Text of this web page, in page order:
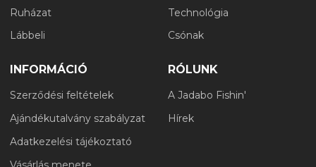
Ruházat
Lábbeli
Technológia
Csónak
INFORMÁCIÓ
Szerződési feltételek
Ajándékutalvány szabályzat
Adatkezelési tájékoztató
RÓLUNK
A Jadabo Fishin'
Hírek